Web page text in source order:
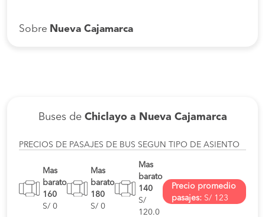
Sobre Nueva Cajamarca
Buses de Chiclayo a Nueva Cajamarca
PRECIOS DE PASAJES DE BUS SEGUN TIPO DE ASIENTO
Mas
barato
160
S/ 0
Mas
barato
180
S/ 0
Mas
barato
140
S/
120.0
Precio promedio
pasajes: S/ 123